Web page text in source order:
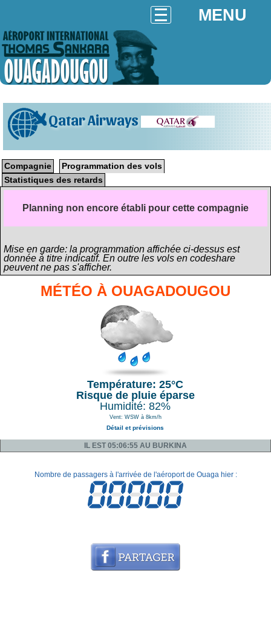
MENU
Qatar Airways
Compagnie
Programmation des vols
Statistiques des retards
Planning non encore établi pour cette compagnie
Mise en garde: la programmation affichée ci-dessus est
donnée à titre indicatif. En outre les vols en codeshare
peuvent ne pas s'afficher.
MÉTÉO À OUAGADOUGOU
Température: 25°C
Risque de pluie éparse
Humidité: 82%
Vent: WSW à 8km/h
Détail et prévisions
IL EST 05:06:55 AU BURKINA
Nombre de passagers à l'arrivée de l'aéroport de Ouaga hier :